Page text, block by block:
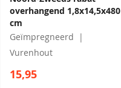
overhangend 1,8x14,5x480
cm
Geïmpregneerd
Vurenhout
15,95